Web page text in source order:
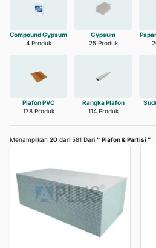
Compound Gypsum
4 Produk
Gypsum
25 Produk
Plafon PVC
178 Produk
Rangka Plafon
114 Produk
Menampilkan 20 dari 581 Dari " Plafon & Partisi "